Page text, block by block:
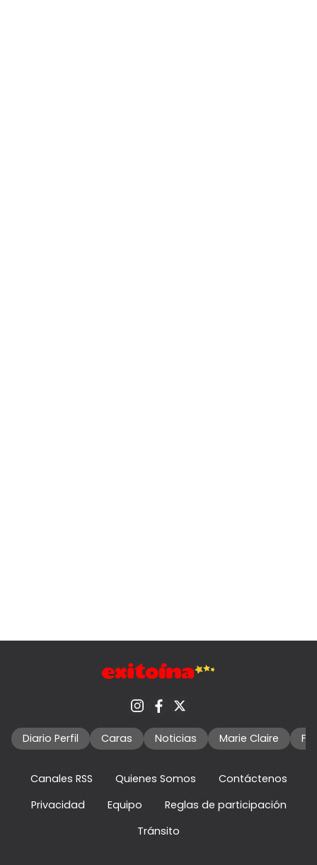
Diario Perfil Caras Noticias Marie Claire
Canales RSS Quienes Somos
Contáctenos
Privacidad
Equipo
Reglas de participación
Tránsito